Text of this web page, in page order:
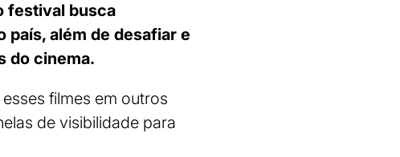
festival busca
além de desafiar e
do cinema.
filmes em outros
de visibilidade para